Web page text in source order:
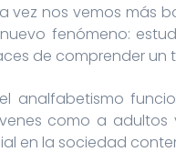
vez nos vemos más
fenómeno:
de comprender un
analfabetismo
como a
en la sociedad